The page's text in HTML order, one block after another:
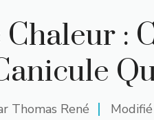
Chaleur :
Thomas René